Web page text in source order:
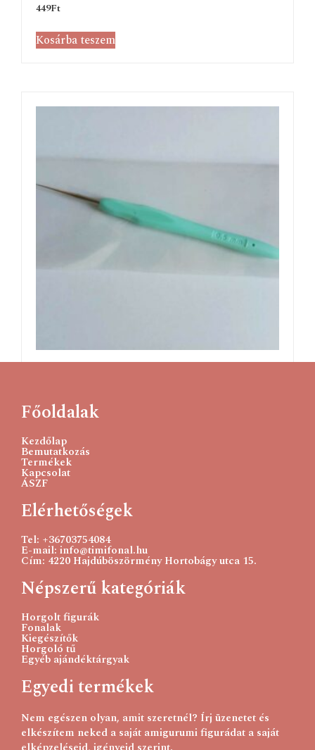
449Ft
Kosárba teszem
Főoldalak
Kezdőlap
Bemutatkozás
Termékek
Kapcsolat
ÁSZF
Elérhetőségek
Tel: +36703754084
E-mail: info@timifonal.hu
Cím: 4220 Hajdúböszörmény Hortobágy utca 15.
Népszerű kategóriák
Horgolt figurák
Fonalak
Kiegészítők
Horgoló tű
Egyéb ajándéktárgyak
Egyedi termékek
Nem egészen olyan, amit szeretnél? Írj üzenetet és
elkészítem neked a saját amigurumi figurádat a saját